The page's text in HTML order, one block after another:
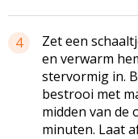
4
Zet een
en verwarm
stervormig in.
bestrooi met
midden van de
minuten. Laat